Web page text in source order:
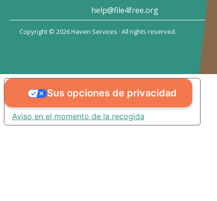
help@file4free.org
Copyright © 2026 Haven Services · All rights reserved.
Aviso en el momento de la recogida
Sus opciones de privacidad